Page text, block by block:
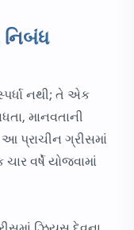
નિબંધ
નથી; તે એક
માનવતાની
પ્રાચીન ગ્રીસમાં
વર્ષે યોજવામાં